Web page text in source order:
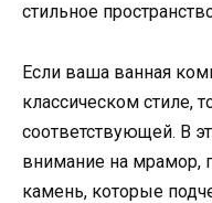
стильное
Если ваша ванная
классическом стиле,
соответствующей. В
внимание на мрамор,
камень, которые